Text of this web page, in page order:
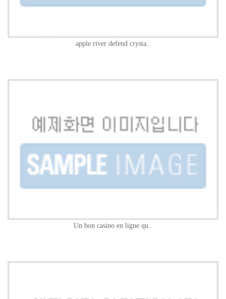
apple river defend crysta..
Un bon casino en ligne qu..